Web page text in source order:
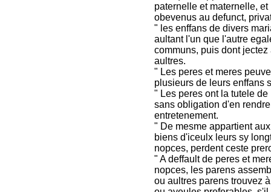
paternelle et maternelle,
obevenus au defunct,
" les enffans de divers
aultant l'un que l'autre
communs, puis dont
aultres.
" Les peres et meres
plusieurs de leurs enffans
" Les peres ont la tutele
sans obligation d'en
entretenement.
" De mesme appartient
biens d'iceulx leurs sy
nopces, perdent ceste
" A deffault de peres et
nopces, les parens
ou aultres parens trouvez